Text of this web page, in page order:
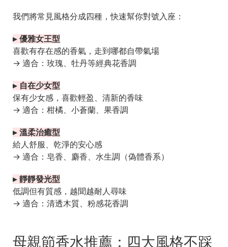
我們將常見風格分成四種，快速幫你對號入座：
▸ 優雅女王型
喜歡有存在感的香氣，走到哪都自帶氣場
→ 適合：玫瑰、牡丹等經典花香調
▸ 自在少女型
保有少女感，喜歡輕盈、清新的香味
→ 適合：柑橘、小蒼蘭、果香調
▸ 溫柔治癒型
給人舒服、乾淨的安心感
→ 適合：皂香、麝香、水生調（偽體香系）
▸ 靜靜發光型
低調但有質感，越聞越耐人尋味
→ 適合：清透木質、粉感花香調
母親節香水推薦：四大風格不踩